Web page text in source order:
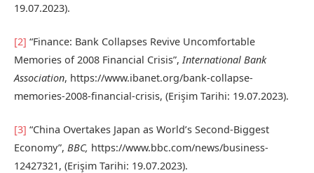
19.07.2023).
[2] “Finance: Bank Collapses Revive Uncomfortable
Memories of 2008 Financial Crisis”,International Bank
Association, https://www.ibanet.org/bank-collapse-
memories-2008-financial-crisis, (Erişim Tarihi: 19.07.2023).
[3] “China Overtakes Japan as World’s Second-Biggest
Economy”, BBC, https://www.bbc.com/news/business-
12427321, (Erişim Tarihi: 19.07.2023).